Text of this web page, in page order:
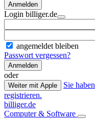
Anmelden
Login billiger.de
angemeldet bleiben
Passwort vergessen?
Anmelden
oder
Weiter mit Apple
Sie
registrieren.
billiger.de
Computer & Software